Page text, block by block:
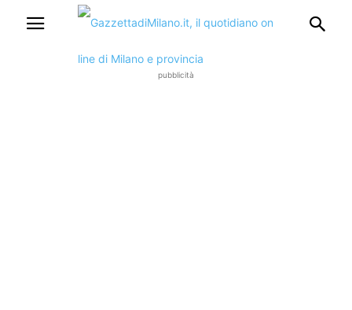
pubblicità